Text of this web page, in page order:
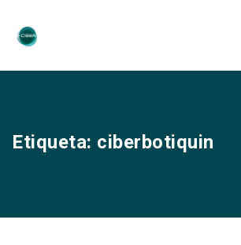
Etiqueta: ciberbotiquin